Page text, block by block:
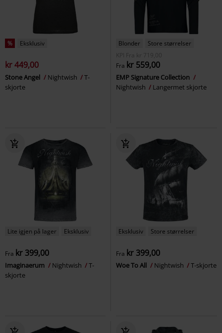
% Eksklusiv
kr 449,00
Stone Angel Nightwish
T-
skjorte
Blonder
Store størrelser
KPI
Fra kr 719,00
Fra kr 559,00
EMP Signature Collection
Nightwish
Langermet skjorte
Lite igjen på lager Eksklusiv
Fra kr 399,00
Imaginaerum Nightwish
T-
skjorte
Eksklusiv Store størrelser
Fra kr 399,00
Woe To All Nightwish T-skjorte